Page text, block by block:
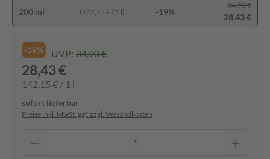
200 ml (142,15 € / 1 l) -19%
34,90 €
28,43 €
-19% UVP: 34,90 €
28,43 €
142,15 € / 1 l
sofort lieferbar
Preise inkl. MwSt. ggf. zzgl. Versandkosten